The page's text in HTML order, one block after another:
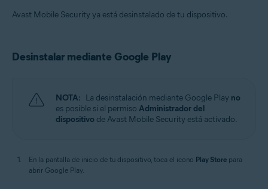
Avast Mobile Security ya está desinstalado de tu dispositivo.
Desinstalar mediante Google Play
NOTA: La desinstalación mediante Google Play no
es posible si el permiso Administrador del
dispositivo de Avast Mobile Security está activado.
En la pantalla de inicio de tu dispositivo, toca el icono Play Store para
abrir Google Play.